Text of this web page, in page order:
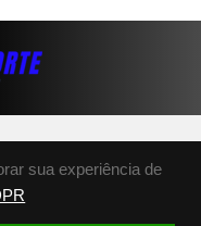
sua experiência de